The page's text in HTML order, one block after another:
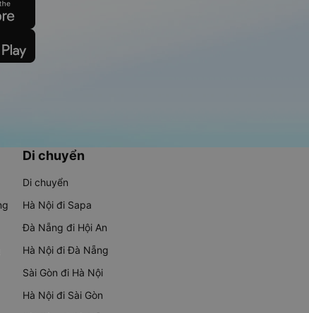
Di chuyển
Di chuyển
Hà Nội đi Sapa
Đà Nẵng đi Hội An
Hà Nội đi Đà Nẵng
Sài Gòn đi Hà Nội
Hà Nội đi Sài Gòn